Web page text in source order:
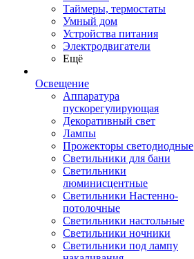
Таймеры, термостаты
Умный дом
Устройства питания
Электродвигатели
Ещё
Освещение
Аппаратура
пускорегулирующая
Декоративный свет
Лампы
Прожекторы светодиодные
Светильники для бани
Светильники
люминисцентные
Светильники Настенно-
потолочные
Светильники настольные
Светильники ночники
Светильники под лампу